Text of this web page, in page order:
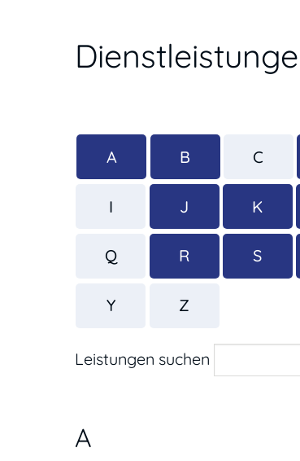
A B C
I J K
Q R S
Y Z
Leistungen suchen
A